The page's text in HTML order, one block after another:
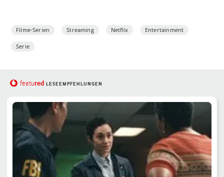
Filme-Serien Streaming Netflix Entertainment
Serie
featured LESEEMPFEHLUNGEN